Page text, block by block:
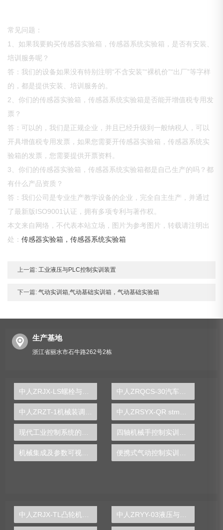
常见问题：
1、如果我要购买传感器实验箱，传感器系统实验箱，是否有安装、
培训服务呢？
答：我们的设备如果没有特别注明“不含安装”“裸机价”“出厂”等字样
的，都是提供安装、培训服务的。
2、你们的传感器实验箱，传感器系统实验箱是否能开增值税专用发
票？
答：可以的，我们是正规企业，并且已经升级到一般纳税人，可以
开具增值税专用发票，如果您需要开传感器实验箱，传感器系统实
验箱的发票，您需要提供开票资料。
3、你们的传感器实验箱，传感器系统实验箱都是自己生产的吗？都
有什么产品资质？
答：我们公司是专业生产教学设备的企业，完全自主生产，并通过
了最新版ISO9001认证，拥有多项专利与著作权。
本文来自网络，不代表本站立场，图片为参考图片，转载请注明出
处：传感器实验箱，传感器系统实验箱
上一篇: 工业液压与PLC控制实训装置
下一篇: 气动实训箱,气动基础实训箱，气动基础实验箱
生产基地
浙江省丽水市石牛路262号2栋
机械集成及参数可视化分析实验台